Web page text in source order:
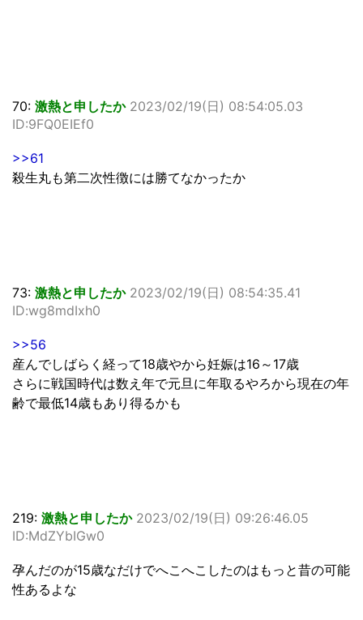
70: 激熱と申したか 2023/02/19(日) 08:54:05.03
ID:9FQ0EIEf0
>>61
殺生丸も第二次性徴には勝てなかったか
73: 激熱と申したか 2023/02/19(日) 08:54:35.41
ID:wg8mdIxh0
>>56
産んでしばらく経って18歳やから妊娠は16～17歳
さらに戦国時代は数え年で元旦に年取るやろから現在の年
齢で最低14歳もあり得るかも
219: 激熱と申したか 2023/02/19(日) 09:26:46.05
ID:MdZYbIGw0
孕んだのが15歳なだけでへこへこしたのはもっと昔の可能
性あるよな